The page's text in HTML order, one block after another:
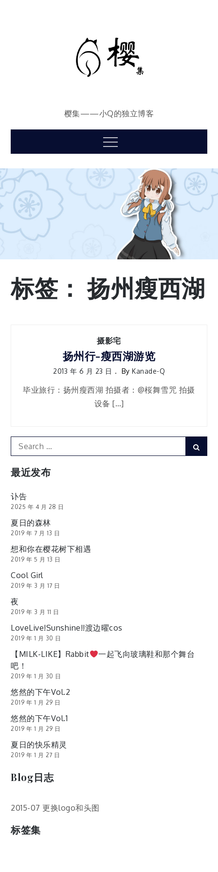
樱集——小Q的独立博客
Menu
标签：扬州瘦西湖
摄影宅
扬州行-瘦西湖游览
2013 年 6 月 23 日 By Kanade-Q
毕业旅行：扬州瘦西湖 拍摄者：@桜舞雪咒 拍摄
设备 […]
Search
for:
最近发布
讣告
2025 年 4 月 28 日
夏日的森林
2019 年 7 月 13 日
想和你在樱花树下相遇
2019 年 5 月 13 日
Cool Girl
2019 年 3 月 17 日
夜
2019 年 3 月 11 日
LoveLive!Sunshine!!渡边曜cos
2019 年 1 月 30 日
【MILK-LIKE】Rabbit
一起飞向玻璃鞋和那个舞台
吧！
2019 年 1 月 30 日
悠然的下午Vol.2
2019 年 1 月 29 日
悠然的下午Vol.1
2019 年 1 月 29 日
夏日的快乐精灵
2019 年 1 月 27 日
Blog日志
2015-07 更换logo和头图
标签集